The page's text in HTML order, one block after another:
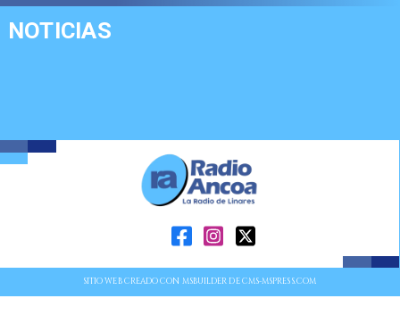
NOTICIAS
SITIO WEB CREADO CON MSBUILDER DE CMS-MSPRESS.COM